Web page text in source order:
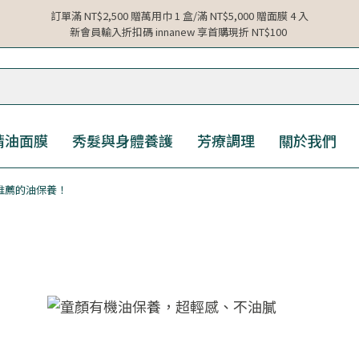
訂單滿 NT$2,500 贈萬用巾 1 盒/滿 NT$5,000 贈面膜 4 入
新會員輸入折扣碼 innanew 享首購現折 NT$100
油面膜 秀髮與身體養護 芳療調理 關於我們
的油保養！